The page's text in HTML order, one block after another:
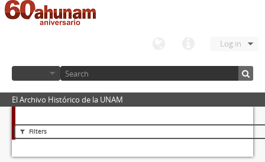
Log in
El Archivo Histórico de la UNAM
Filters